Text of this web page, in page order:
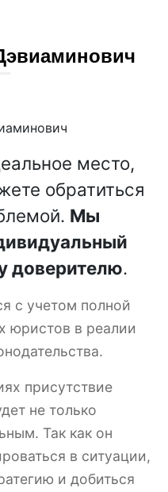
место,
обратиться
Мы
доверителю.
с учетом полной
юристов в реалии
присутствие
не только
Так как он
в ситуации,
и добиться